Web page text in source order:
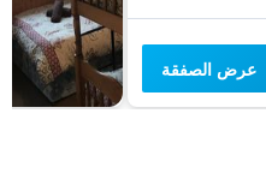
عرض الصفقة